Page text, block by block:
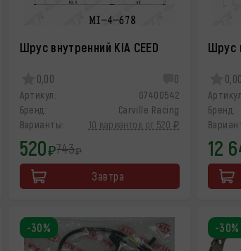
Шрус внутренний KIA CEED
0,00 0
Артикул:
G7400542
Бренд:
Carville Racing
Варианты:
10 вариантов от 520 ₽
520₽743₽
Завтра
Шрус
0,00
Бренд:
12
-30% -30%